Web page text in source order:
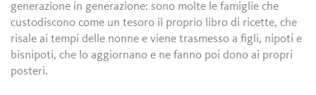
generazione in generazione: sono molte le famiglie che
custodiscono come un tesoro il proprio libro di ricette, che
risale ai tempi delle nonne e viene trasmesso a figli, nipoti e
bisnipoti, che lo aggiornano e ne fanno poi dono ai propri
posteri.